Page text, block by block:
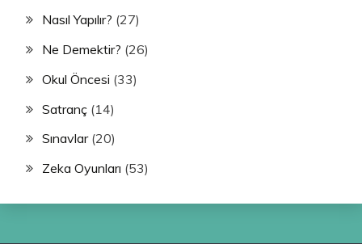
Nasıl Yapılır? (27)
Ne Demektir? (26)
Okul Öncesi (33)
Satranç (14)
Sınavlar(20)
Zeka Oyunları (53)